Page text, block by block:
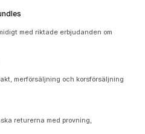
med riktade erbjudanden om
merförsäljning och korsförsäljning
returerna med provning,